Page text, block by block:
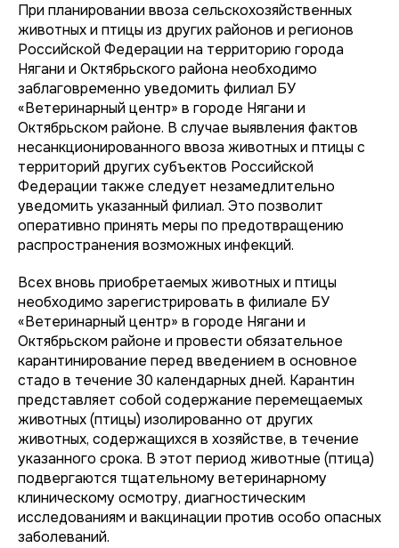
При планировании ввоза сельскохозяйственных
животных и птицы из других районов и регионов
Российской Федерации на территорию города
Нягани и Октябрьского района необходимо
заблаговременно уведомить филиал БУ
«Ветеринарный центр» в городе Нягани и
Октябрьском районе. В случае выявления фактов
несанкционированного ввоза животных и птицы с
территорий других субъектов Российской
Федерации также следует незамедлительно
уведомить указанный филиал. Это позволит
оперативно принять меры по предотвращению
распространения возможных инфекций.
Всех вновь приобретаемых животных и птицы
необходимо зарегистрировать в филиале БУ
«Ветеринарный центр» в городе Нягани и
Октябрьском районе и провести обязательное
карантинирование перед введением в основное
стадо в течение 30 календарных дней. Карантин
представляет собой содержание перемещаемых
животных (птицы) изолированно от других
животных, содержащихся в хозяйстве, в течение
указанного срока. В этот период животные (птица)
подвергаются тщательному ветеринарному
клиническому осмотру, диагностическим
исследованиям и вакцинации против особо опасных
заболеваний.